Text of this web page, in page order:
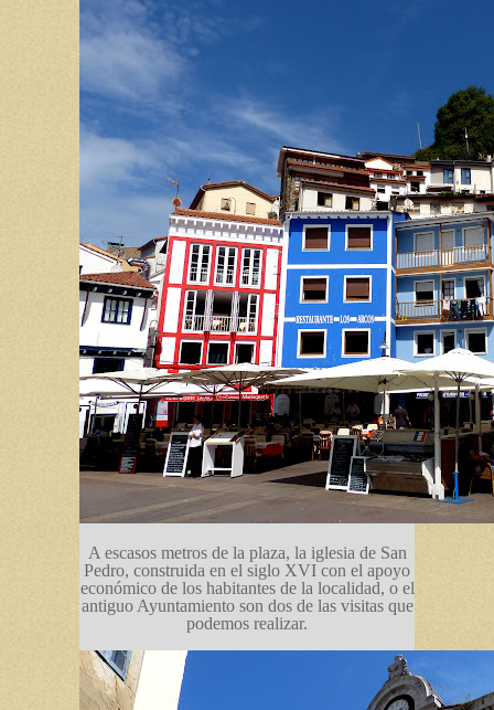
A escasos metros de la plaza, la iglesia de San
Pedro, construida en el siglo XVI con el apoyo
económico de los habitantes de la localidad, o el
antiguo Ayuntamiento son dos de las visitas que
podemos realizar.